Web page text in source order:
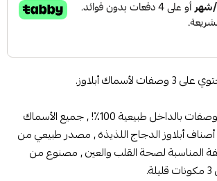
أبلاوز.
100٪ طبيعي جميع الوصفات بالداخل طبيعية 100٪! , جميع الأسماك
أبلاوز الدجاج اللذيذة , مصدر طبيعي من
المناسبة لصحة القلب والعين , مصنوع من